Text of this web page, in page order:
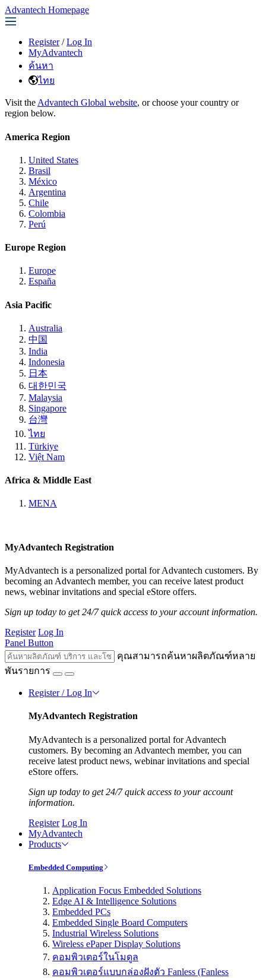
Advantech Homepage
Register / Log In
MyAdvantech
ค้นหา
ไทย
Visit the Advantech Global website, or choose your country or
region below.
America Region
United States
Brasil
México
Argentina
Chile
Colombia
Perú
Europe Region
Europe
España
Asia Pacific
Australia
中国
India
Indonesia
日本
대한민국
Malaysia
Singapore
台灣
ไทย
Türkiye
Việt Nam
Africa & Middle East
MENA
MyAdvantech Registration
MyAdvantech is a personalized portal for Advantech customers. By
becoming an Advantech member, you can receive latest product
news, webinar invitations and special eStore offers.
Sign up today to get 24/7 quick access to your account information.
Register Log In
Panel Button
คุณสามารถค้นหาผลิตภัณฑ์หลาย
พันรายการ
Register / Log In
MyAdvantech Registration
MyAdvantech is a personalized portal for Advantech
customers. By becoming an Advantech member, you can
receive latest product news, webinar invitations and special
eStore offers.
Sign up today to get 24/7 quick access to your account
information.
Register Log In
MyAdvantech
Products
Embedded Computing
Application Focus Embedded Solutions
Edge AI & Intelligence Solutions
Embedded PCs
Embedded Single Board Computers
Industrial Wireless Solutions
Wireless ePaper Display Solutions
คอมพิวเตอร์ในโมดูล
คอมพิวเตอร์แบบกล่องฝังตัว Fanless (Fanless